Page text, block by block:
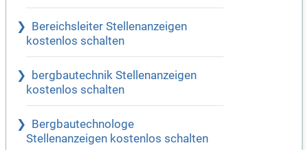
Bereichsleiter Stellenanzeigen
kostenlos schalten
bergbautechnik Stellenanzeigen
kostenlos schalten
Bergbautechnologe
Stellenanzeigen kostenlos schalten